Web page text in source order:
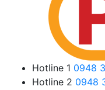
Hotline 1 0948
Hotline 2 0948